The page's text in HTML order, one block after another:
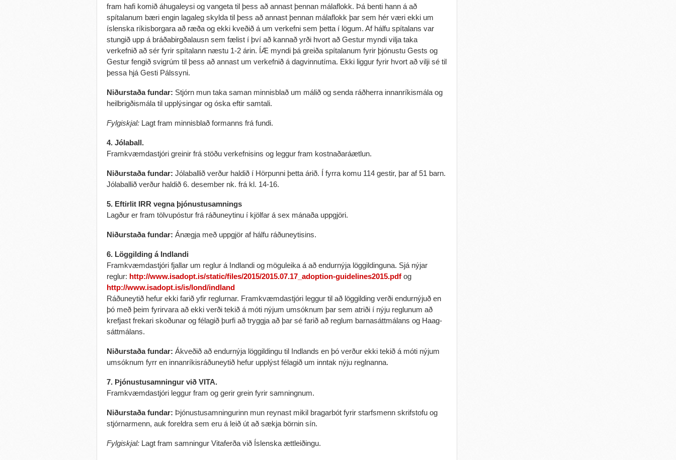
fram hafi komið áhugaleysi og vangeta til þess að annast þennan málaflokk. Þá benti hann á að
spítalanum bæri engin lagaleg skylda til þess að annast þennan málaflokk þar sem hér væri ekki um
íslenska ríkisborgara að ræða og ekki kveðið á um verkefni sem þetta í lögum. Af hálfu spítalans var
stungið upp á bráðabirgðalausn sem fælist í því að kannað yrði hvort að Gestur myndi vilja taka
verkefnið að sér fyrir spítalann næstu 1-2 árin. ÍÆ myndi þá greiða spítalanum fyrir þjónustu Gests og
Gestur fengið svigrúm til þess að annast um verkefnið á dagvinnutíma. Ekki liggur fyrir hvort að vilji sé til
þessa hjá Gesti Pálssyni.
Niðurstaða fundar: Stjórn mun taka saman minnisblað um málið og senda ráðherra innanríkismála og
heilbrigðismála til upplýsingar og óska eftir samtali.
Fylgiskjal: Lagt fram minnisblað formanns frá fundi.
4. Jólaball.
Framkvæmdastjóri greinir frá stöðu verkefnisins og leggur fram kostnaðaráætlun.
Niðurstaða fundar: Jólaballið verður haldið í Hörpunni þetta árið. Í fyrra komu 114 gestir, þar af 51 barn.
Jólaballið verður haldið 6. desember nk. frá kl. 14-16.
5. Eftirlit IRR vegna þjónustusamnings
Lagður er fram tölvupóstur frá ráðuneytinu í kjölfar á sex mánaða uppgjöri.
Niðurstaða fundar: Ánægja með uppgjör af hálfu ráðuneytisins.
6. Löggilding á Indlandi
Framkvæmdastjóri fjallar um reglur á Indlandi og möguleika á að endurnýja löggildinguna. Sjá nýjar
reglur: http://www.isadopt.is/static/files/2015/2015.07.17_adoption-guidelines2015.pdf og
http://www.isadopt.is/is/lond/indland
Ráðuneytið hefur ekki farið yfir reglurnar. Framkvæmdastjóri leggur til að löggilding verði endurnýjuð en
þó með þeim fyrirvara að ekki verði tekið á móti nýjum umsóknum þar sem atriði í nýju reglunum að
krefjast frekari skoðunar og félagið þurfi að tryggja að þar sé farið að reglum barnasáttmálans og Haag-
sáttmálans.
Niðurstaða fundar: Ákveðið að endurnýja löggildingu til Indlands en þó verður ekki tekið á móti nýjum
umsóknum fyrr en innanríkisráðuneytið hefur upplýst félagið um inntak nýju reglnanna.
7. Þjónustusamningur við VITA.
Framkvæmdastjóri leggur fram og gerir grein fyrir samningnum.
Niðurstaða fundar: Þjónustusamningurinn mun reynast mikil bragarbót fyrir starfsmenn skrifstofu og
stjórnarmenn, auk foreldra sem eru á leið út að sækja börnin sín.
Fylgiskjal: Lagt fram samningur Vitaferða við Íslenska ættleiðingu.